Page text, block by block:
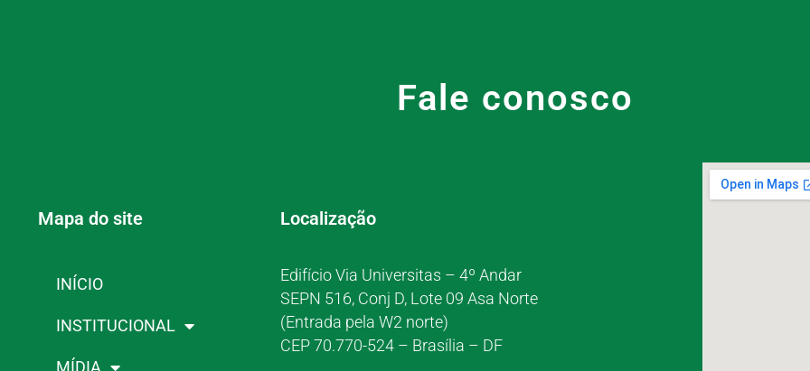
Fale conosco
Mapa do site
INÍCIO
INSTITUCIONAL
Localização
Edifício Via Universitas – 4º Andar
SEPN 516, Conj D, Lote 09 Asa Norte
(Entrada pela W2 norte)
CEP 70.770-524 – Brasília – DF